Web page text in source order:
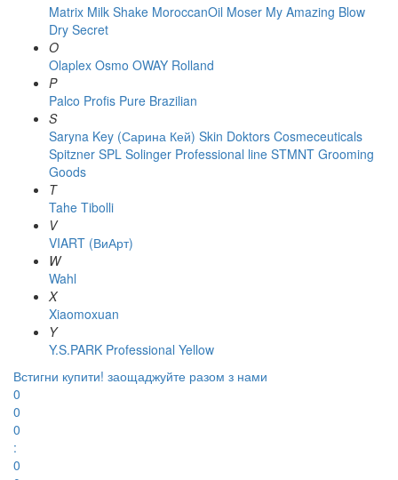
Matrix Milk Shake MoroccanOil Moser My Amazing Blow
Dry Secret
O
Olaplex Osmo OWAY Rolland
P
Palco Profis Pure Brazilian
S
Saryna Key (Сарина Кей) Skin Doktors Cosmeceuticals
Spitzner SPL Solinger Professional line STMNT Grooming
Goods
T
Tahe Tibolli
V
VIART (ВиАрт)
W
Wahl
X
Xiaomoxuan
Y
Y.S.PARK Professional Yellow
Встигни купити! заощаджуйте разом з нами
0
0
0
:
0